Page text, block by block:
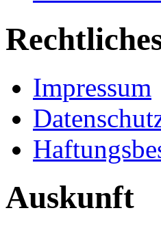
Impressum
Auskunft